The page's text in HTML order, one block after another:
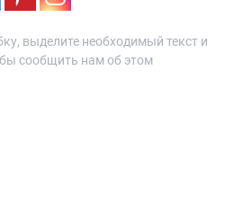
выделите необходимый текст и
сообщить нам об этом